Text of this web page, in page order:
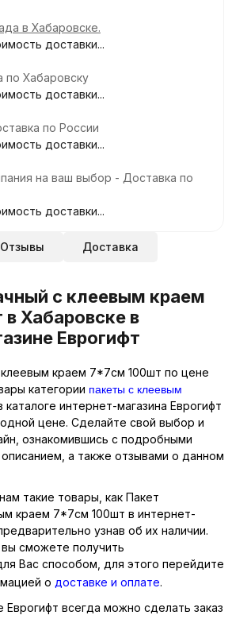
в Хабаровске.
доставки...
по Хабаровску
доставки...
по России
доставки...
на ваш выбор - Доставка по
доставки...
Отзывы Доставка
с клеевым краем
Хабаровске в
Еврогифт
краем 7*7см 100шт по цене
категории пакеты с клеевым
каталоге интернет-магазина Еврогифт
цене. Сделайте свой выбор и
ознакомившись с подробными
а также отзывами о данном
такие товары, как Пакет
краем 7*7см 100шт в интернет-
узнав об их наличии.
сможете получить
Вас способом, для этого перейдите
о доставке и оплате.
Еврогифт всегда можно сделать заказ